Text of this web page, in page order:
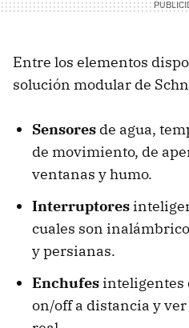
Entre los elementos
solución modular de
Sensores de agua,
de movimiento, de
ventanas y humo.
Interruptores
cuales son
y persianas.
Enchufes inteligentes
on/off a distancia y